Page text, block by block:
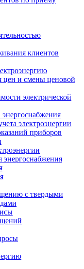
клиентов
цен и смены ценовой
электрической
электроэнергии
приборов
энергоснабжения
с твердыми